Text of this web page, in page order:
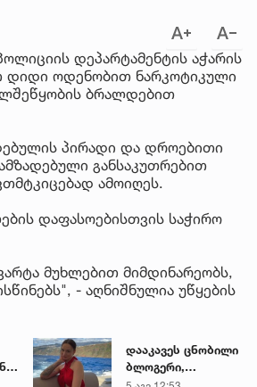
დეპარტამენტის აჭარის
დიდი ოდენობით ნარკოტიკული
ბრალდებით
პირადი და დროებითი
განსაკუთრებით
ამოიღეს.
დაფასოებისთვის საჭირო
მუხლებით მიმდინარეობს,
- აღნიშნულია უწყების
დააკავეს ცნობილი
ბლოგერი,
რომელმაც ონლაინ